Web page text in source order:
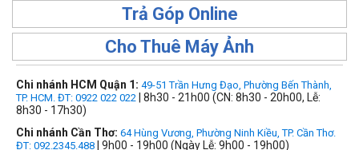
Trả Góp Online
Cho Thuê Máy Ảnh
Chi nhánh HCM Quận 1: 49-51 Trần Hưng Đạo, Phường Bến Thành,
TP. HCM. ĐT: 0922 022 022 | 8h30 - 21h00 (CN: 8h30 - 20h00, Lễ:
8h30 - 17h30)
Chi nhánh Cần Thơ: 64 Hùng Vương, Phường Ninh Kiều, TP. Cần Thơ.
ĐT: 092.2345.488 | 9h00 - 19h00 (Ngày Lễ: 9h00 - 19h00)